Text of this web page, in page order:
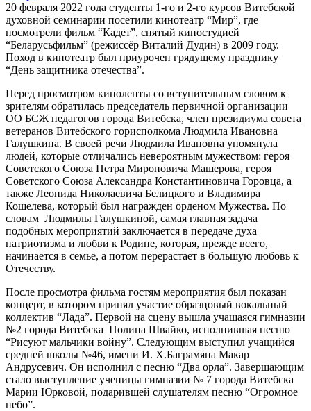
20 февраля 2022 года студенты 1-го и 2-го курсов Витебской
духовной семинарии посетили кинотеатр “Мир”, где
посмотрели фильм “Кадет”, снятый киностудией
“Беларусьфильм” (режиссёр Виталий Дудин) в 2009 году.
Поход в кинотеатр был приурочен грядущему празднику
“День защитника отечества”.
Перед просмотром киноленты со вступительным словом к
зрителям обратилась председатель первичной организации
ОО БСЖ педагогов города Витебска, член президиума совета
ветеранов Витебского горисполкома Людмила Ивановна
Галушкина. В своей речи Людмила Ивановна упомянула
людей, которые отличались невероятным мужеством: героя
Советского Союза Петра Мироновича Машерова, героя
Советского Союза Александра Константиновича Горовца, а
также Леонида Николаевича Белицкого и Владимира
Кошелева, который был награжден орденом Мужества. По
словам Людмилы Галушкиной, самая главная задача
подобных мероприятий заключается в передаче духа
патриотизма и любви к Родине, которая, прежде всего,
начинается в семье, а потом перерастает в большую любовь к
Отечеству.
После просмотра фильма гостям мероприятия был показан
концерт, в котором принял участие образцовый вокальный
коллектив “Лада”. Первой на сцену вышла учащаяся гимназии
№2 города Витебска Полина Швайко, исполнившая песню
“Рисуют мальчики войну”. Следующим выступил учащийся
средней школы №46, имени И. Х.Баграмяна Макар
Андрусевич. Он исполнил с песню “Два орла”. Завершающим
стало выступление ученицы гимназии № 7 города Витебска
Марии Юрковой, подарившей слушателям песню “Огромное
небо”.